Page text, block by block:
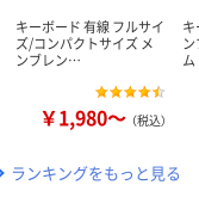
キーボード 有線 フルサイ
ズ/コンパクトサイズ メ
ンブレン…
￥1,980～ （税込）
ム
ランキングをもっと見る